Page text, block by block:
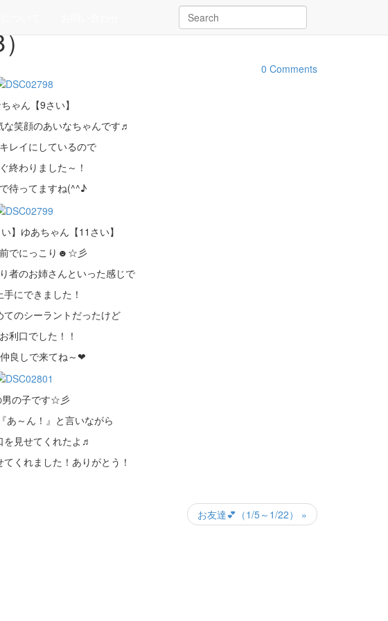
0 Comments
ゃん【9さい】
な笑顔のあいなちゃんです♬
レイにしているので
終わりました～！
待ってますね(^^♪
】ゆあちゃん【11さい】
でにっこり☻☆彡
者のお姉さんといった感じで
にできました！
てのシーラントだったけど
利口でした！！
良しで来てね～❤
男の子です☆彡
あ～ん！』と言いながら
を見せてくれたよ♬
くれました！ありがとう！
お友達💕（1/5～1/22） »